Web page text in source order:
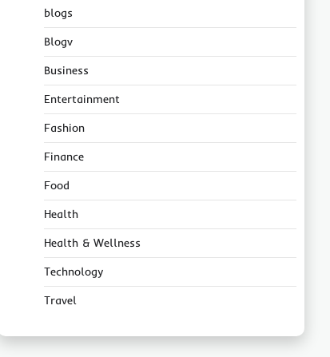
blogs
Blogv
Business
Entertainment
Fashion
Finance
Food
Health
Health & Wellness
Technology
Travel